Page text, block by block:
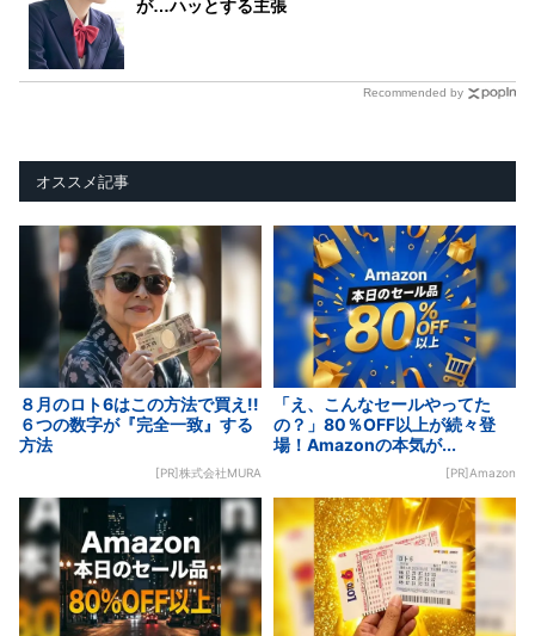
が…ハッとする主張
Recommended by
オススメ記事
８月のロト6はこの方法で買え!!
６つの数字が『完全一致』する
方法
[PR]株式会社MURA
「え、こんなセールやってた
の？」80％OFF以上が続々登
場！Amazonの本気が...
[PR]Amazon